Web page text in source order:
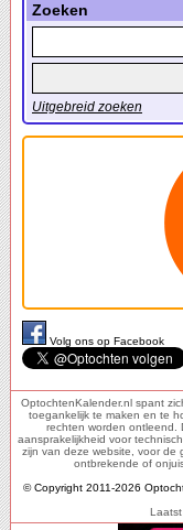
Zoeken
Uitgebreid zoeken
Volg ons op Facebook
OptochtenKalender.nl spant
toegankelijk te maken en te
rechten worden ontleend.
aansprakelijkheid voor
zijn van deze website, voor de
ontbrekende of
© Copyright 2011-2026